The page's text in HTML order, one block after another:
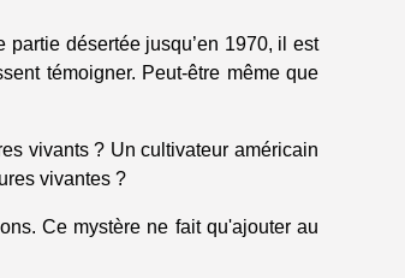
désertée jusqu’en 1970, il est
témoigner. Peut-être même que
vivants ? Un cultivateur américain
vivantes ?
Ce mystère ne fait qu'ajouter au